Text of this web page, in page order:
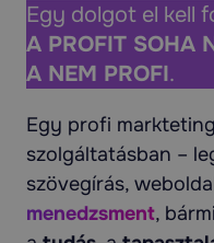
Egy dolgot el kell
A PROFIT SOHA
A NEM PROFI.
Egy profi
szolgáltatásban –
szövegírás,
menedzsment,